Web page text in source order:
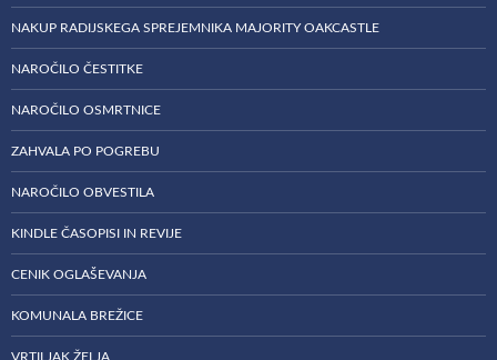
NAKUP RADIJSKEGA SPREJEMNIKA MAJORITY OAKCASTLE
NAROČILO ČESTITKE
NAROČILO OSMRTNICE
ZAHVALA PO POGREBU
NAROČILO OBVESTILA
KINDLE ČASOPISI IN REVIJE
CENIK OGLAŠEVANJA
KOMUNALA BREŽICE
VRTILJAK ŽELJA